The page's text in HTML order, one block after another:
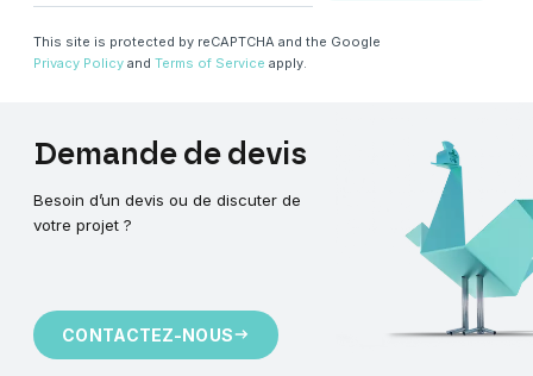
This site is protected by reCAPTCHA and the Google
Privacy Policy and Terms of Service apply.
Demande de devis
Besoin d’un devis ou de discuter de
votre projet ?
CONTACTEZ-NOUS